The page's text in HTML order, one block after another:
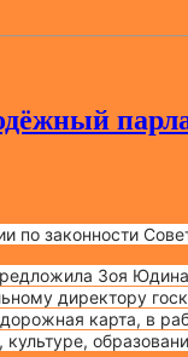
по законности
Зоя
директору
карта, в